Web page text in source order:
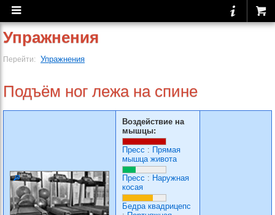
Упражнения
Перейти: Упражнения
Подъём ног лежа на спине
Воздействие на
мышцы:
Пресс : Прямая
мышца живота
Пресс : Наружная
косая
Бедра квадрицепс